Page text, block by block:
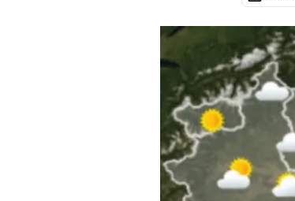
Europa
Mondiali calcio 2026